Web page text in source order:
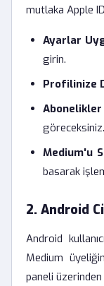
mutlaka Apple
Ayarlar
girin.
Profilinize
göreceksiniz.
Medium'u
basarak
2. Android
Android
Medium
paneli